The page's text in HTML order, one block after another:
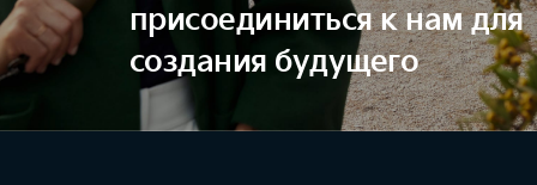
присоединиться к нам для
создания будущего